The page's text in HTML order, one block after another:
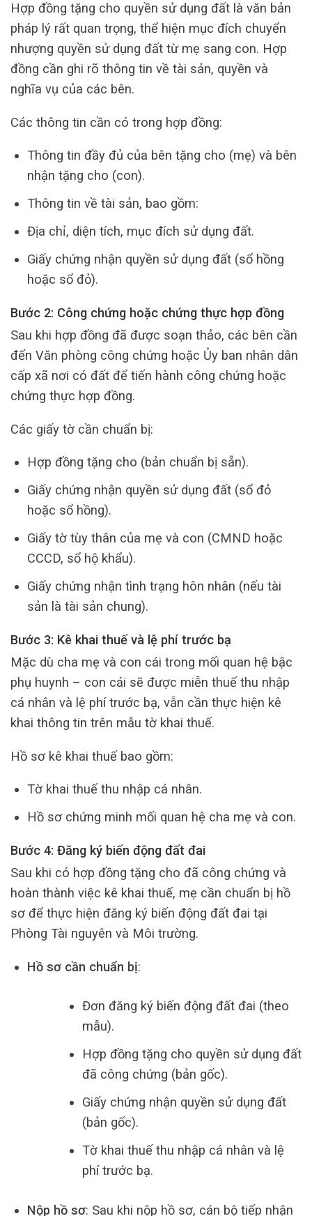
Hợp đồng tặng cho quyền sử dụng đất là văn bản
pháp lý rất quan trọng, thể hiện mục đích chuyển
nhượng quyền sử dụng đất từ mẹ sang con. Hợp
đồng cần ghi rõ thông tin về tài sản, quyền và
nghĩa vụ của các bên.
Các thông tin cần có trong hợp đồng:
Thông tin đầy đủ của bên tặng cho (mẹ) và bên
nhận tặng cho (con).
Thông tin về tài sản, bao gồm:
Địa chỉ, diện tích, mục đích sử dụng đất.
Giấy chứng nhận quyền sử dụng đất (sổ hồng
hoặc sổ đỏ).
Bước 2: Công chứng hoặc chứng thực hợp đồng
Sau khi hợp đồng đã được soạn thảo, các bên cần
đến Văn phòng công chứng hoặc Ủy ban nhân dân
cấp xã nơi có đất để tiến hành công chứng hoặc
chứng thực hợp đồng.
Các giấy tờ cần chuẩn bị:
Hợp đồng tặng cho (bản chuẩn bị sẵn).
Giấy chứng nhận quyền sử dụng đất (sổ đỏ
hoặc sổ hồng).
Giấy tờ tùy thân của mẹ và con (CMND hoặc
CCCD, sổ hộ khẩu).
Giấy chứng nhận tình trạng hôn nhân (nếu tài
sản là tài sản chung).
Bước 3: Kê khai thuế và lệ phí trước bạ
Mặc dù cha mẹ và con cái trong mối quan hệ bậc
phụ huynh – con cái sẽ được miễn thuế thu nhập
cá nhân và lệ phí trước bạ, vẫn cần thực hiện kê
khai thông tin trên mẫu tờ khai thuế.
Hồ sơ kê khai thuế bao gồm:
Tờ khai thuế thu nhập cá nhân.
Hồ sơ chứng minh mối quan hệ cha mẹ và con.
Bước 4: Đăng ký biến động đất đai
Sau khi có hợp đồng tặng cho đã công chứng và
hoàn thành việc kê khai thuế, mẹ cần chuẩn bị hồ
sơ để thực hiện đăng ký biến động đất đai tại
Phòng Tài nguyên và Môi trường.
Hồ sơ cần chuẩn bị:
Đơn đăng ký biến động đất đai (theo
mẫu).
Hợp đồng tặng cho quyền sử dụng đất
đã công chứng (bản gốc).
Giấy chứng nhận quyền sử dụng đất
(bản gốc).
Tờ khai thuế thu nhập cá nhân và lệ
phí trước bạ.
Nộp hồ sơ: Sau khi nộp hồ sơ, cán bộ tiếp nhận